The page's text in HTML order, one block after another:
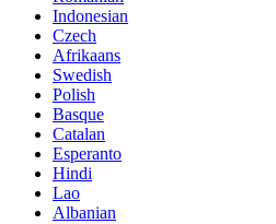
Indonesian
Czech
Afrikaans
Swedish
Polish
Basque
Catalan
Esperanto
Hindi
Lao
Albanian